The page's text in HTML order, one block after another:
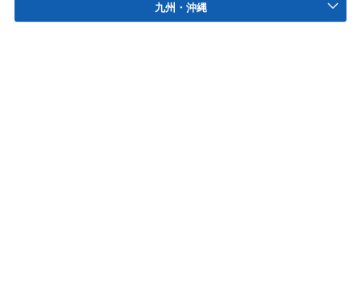
九州・沖縄